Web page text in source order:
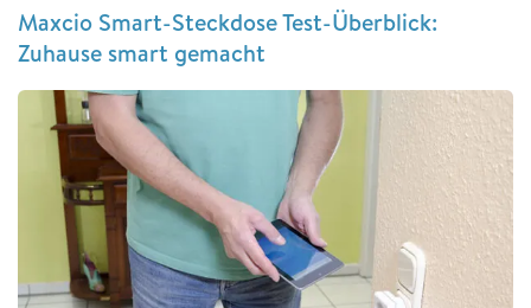
Maxcio Smart-Steckdose Test-Überblick:
Zuhause smart gemacht